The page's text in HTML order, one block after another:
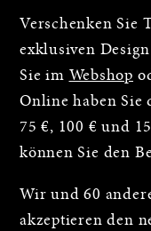
Verschenken Sie
exklusiven
Sie im Webshop
Online haben Sie
75 €, 100 € und
können Sie den
Wir und 60
akzeptieren den